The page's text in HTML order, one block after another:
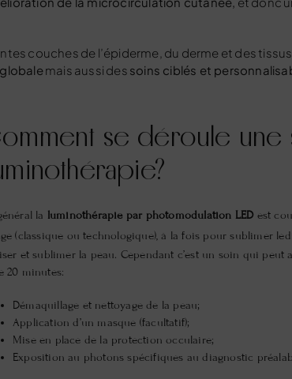
couches de l’épiderme, du derme et des
mais aussi des soins ciblés et
se déroule une
la luminothérapie par photomodulation LED est
(classique ou technologique), à la fois pour sublimer
et sublimer la peau. Cependant c’est un soin qui peut
20 minutes:
Démaquillage et nettoyage de la peau;
Application d’un masque (facultatif);
Mise en place de la protection occulaire;
Exposition au photons spécifiques au diagnostic